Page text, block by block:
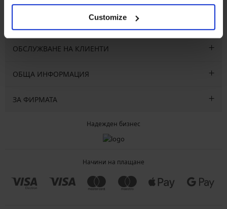
Customize
Абонирайте се
ОБСЛУЖВАНЕ НА КЛИЕНТИ
ОБЩА ИНФОРМАЦИЯ
ЗА ФИРМАТА
Надежден бизнес
Начини на плащане